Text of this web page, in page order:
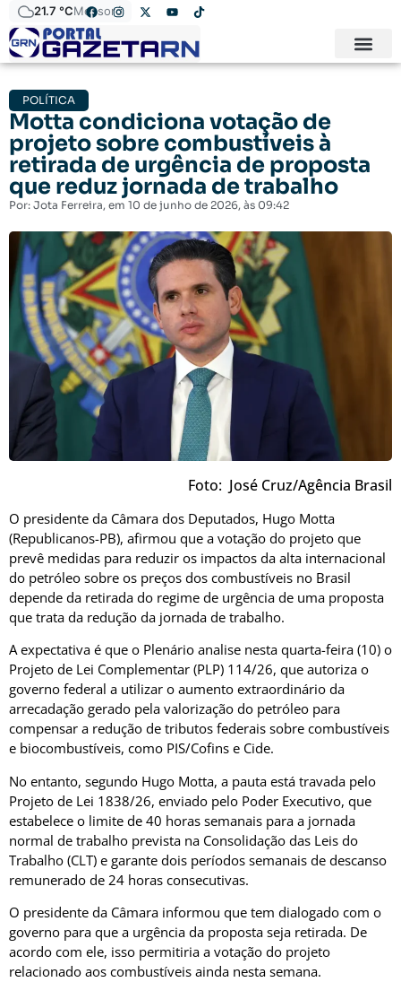
21.7 °CMossoró
POLÍTICA
Motta condiciona votação de
projeto sobre combustíveis à
retirada de urgência de proposta
que reduz jornada de trabalho
Por: Jota Ferreira, em 10 de junho de 2026, às 09:42
Foto: José Cruz/Agência Brasil
O presidente da Câmara dos Deputados, Hugo Motta
(Republicanos-PB), afirmou que a votação do projeto que
prevê medidas para reduzir os impactos da alta internacional
do petróleo sobre os preços dos combustíveis no Brasil
depende da retirada do regime de urgência de uma proposta
que trata da redução da jornada de trabalho.
A expectativa é que o Plenário analise nesta quarta-feira (10) o
Projeto de Lei Complementar (PLP) 114/26, que autoriza o
governo federal a utilizar o aumento extraordinário da
arrecadação gerado pela valorização do petróleo para
compensar a redução de tributos federais sobre combustíveis
e biocombustíveis, como PIS/Cofins e Cide.
No entanto, segundo Hugo Motta, a pauta está travada pelo
Projeto de Lei 1838/26, enviado pelo Poder Executivo, que
estabelece o limite de 40 horas semanais para a jornada
normal de trabalho prevista na Consolidação das Leis do
Trabalho (CLT) e garante dois períodos semanais de descanso
remunerado de 24 horas consecutivas.
O presidente da Câmara informou que tem dialogado com o
governo para que a urgência da proposta seja retirada. De
acordo com ele, isso permitiria a votação do projeto
relacionado aos combustíveis ainda nesta semana.